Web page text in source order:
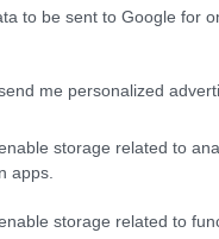
to be sent to Google for
me personalized
storage related to
apps.
storage related to